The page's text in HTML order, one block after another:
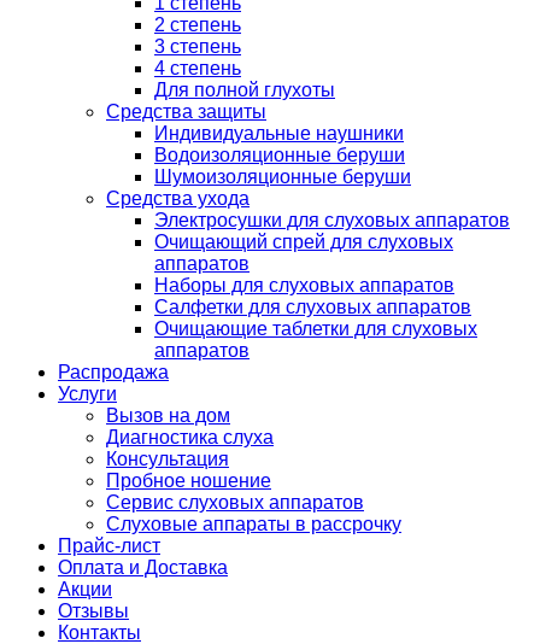
2 степень
3 степень
4 степень
Для полной глухоты
Средства защиты
Индивидуальные наушники
Водоизоляционные беруши
Шумоизоляционные беруши
Средства ухода
Электросушки для слуховых аппаратов
Очищающий спрей для слуховых
аппаратов
Наборы для слуховых аппаратов
Салфетки для слуховых аппаратов
Очищающие таблетки для слуховых
аппаратов
Распродажа
Услуги
Вызов на дом
Диагностика слуха
Консультация
Пробное ношение
Сервис слуховых аппаратов
Слуховые аппараты в рассрочку
Прайс-лист
Оплата и Доставка
Акции
Отзывы
Контакты